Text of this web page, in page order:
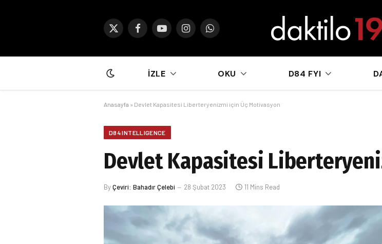
X
FacebookYouTubeInstagramWhatsApp
İZLE OKU D84 FYI
Anasayfa » Devlet Kapasitesi Liberteryenizmi için Üç Motivasyon
D84 INTELLIGENCE
Devlet Kapasitesi
ByÇeviri: Bahadır Çelebi 28 Şubat 2023 11 Mins Read